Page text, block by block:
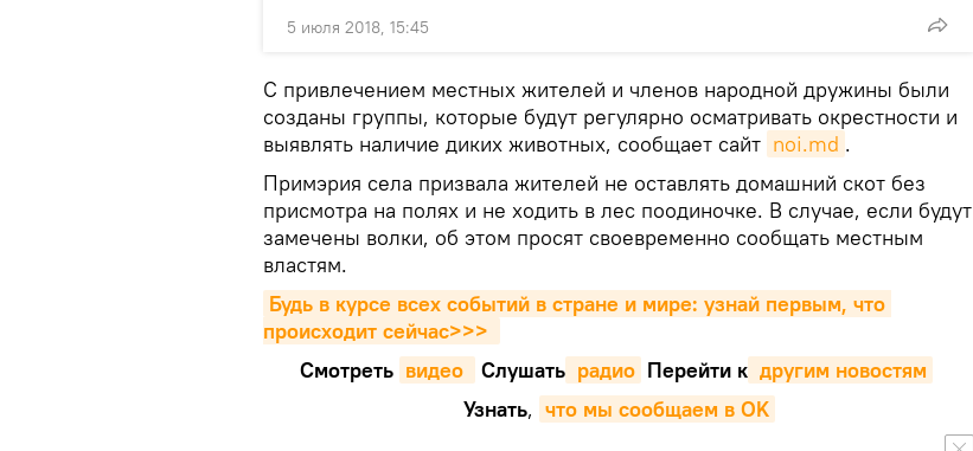
5 июля 2018, 15:45
С привлечением местных жителей и членов народной дружины были
созданы группы, которые будут регулярно осматривать окрестности и
выявлять наличие диких животных, сообщает сайт noi.md .
Примэрия села призвала жителей не оставлять домашний скот без
присмотра на полях и не ходить в лес поодиночке. В случае, если будут
замечены волки, об этом просят своевременно сообщать местным
властям.
Будь в курсе всех событий в стране и мире: узнай первым, что
происходит сейчаc>>>
Смотреть видео Cлушать радио Перейти к другим новостям
Узнать, что мы сообщаем в OK